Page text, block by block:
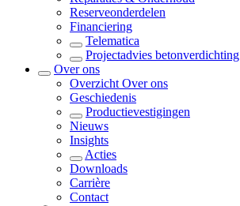
Reserveonderdelen
Financiering
Telematica
Projectadvies betonverdichting
Over ons
Overzicht Over ons
Geschiedenis
Productievestigingen
Nieuws
Insights
Acties
Downloads
Carrière
Contact